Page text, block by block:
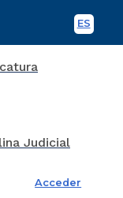
ES
Acceder